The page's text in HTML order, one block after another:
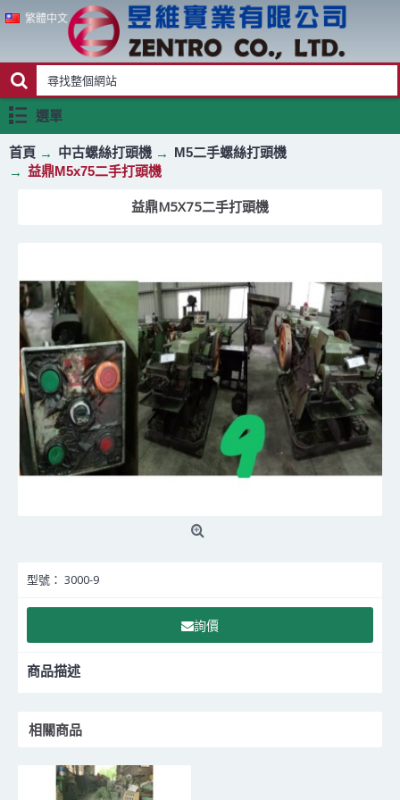
繁體中文
選單
首頁 中古螺絲打頭機
M5二手螺絲打頭機
益鼎M5x75二手打頭機
益鼎M5X75二手打頭機
型號： 3000-9
詢價
商品描述
相關商品